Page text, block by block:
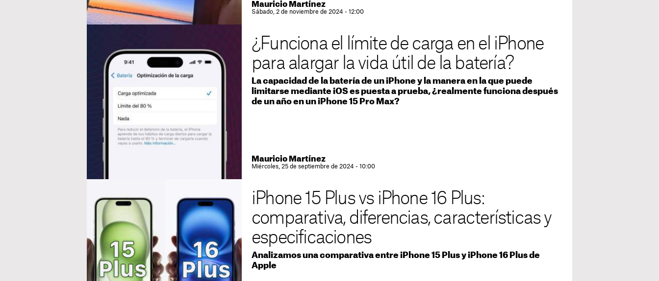
Mauricio Martínez
Sábado, 2 de noviembre de 2024 - 12:00
¿Funciona el límite de carga en el iPhone
para alargar la vida útil de la batería?
La capacidad de la batería de un iPhone y la manera en la que puede
limitarse mediante iOS es puesta a prueba, ¿realmente funciona después
de un año en un iPhone 15 Pro Max?
Mauricio Martínez
Miércoles, 25 de septiembre de 2024 - 10:00
iPhone 15 Plus vs iPhone 16 Plus:
comparativa, diferencias, características y
especificaciones
Analizamos una comparativa entre iPhone 15 Plus y iPhone 16 Plus de
Apple